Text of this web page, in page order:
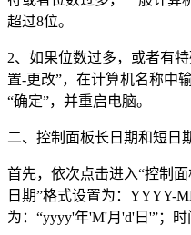
超过8位。
2、如果位数过多，或者有
置-更改”，在计算机名称中
“确定”，并重启电脑。
二、控制面板长日期和短日
首先，依次点击进入“控制
日期”格式设置为：YYYY-
为：“yyyy'年'M'月'd'日'”；时